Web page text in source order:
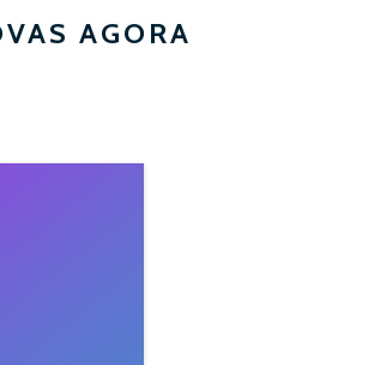
AGORA